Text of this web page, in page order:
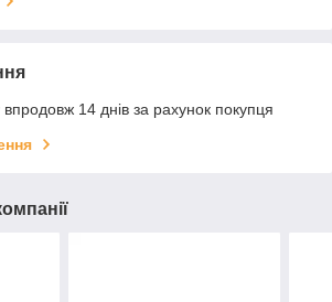
14 днів за рахунок покупця